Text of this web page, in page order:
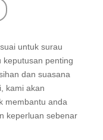
Copy Link
untuk surau
keputusan penting
dan suasana
kami akan
membantu anda
keperluan sebenar